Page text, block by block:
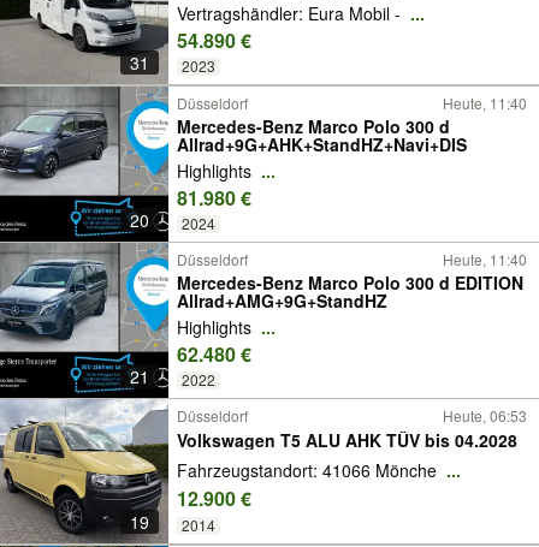
31
Vertragshändler: Eura Mobil - ...
54.890 €
2023
20
Düsseldorf Heute, 11:40
Mercedes-Benz Marco Polo 300 d
Allrad+9G+AHK+StandHZ+Navi+DIS
Highlights ...
81.980 €
2024
21
Düsseldorf Heute, 11:40
Mercedes-Benz Marco Polo 300 d EDITION
Allrad+AMG+9G+StandHZ
Highlights ...
62.480 €
2022
19
Düsseldorf Heute, 06:53
Volkswagen T5 ALU AHK TÜV bis 04.2028
Fahrzeugstandort: 41066 Mönche ...
12.900 €
2014